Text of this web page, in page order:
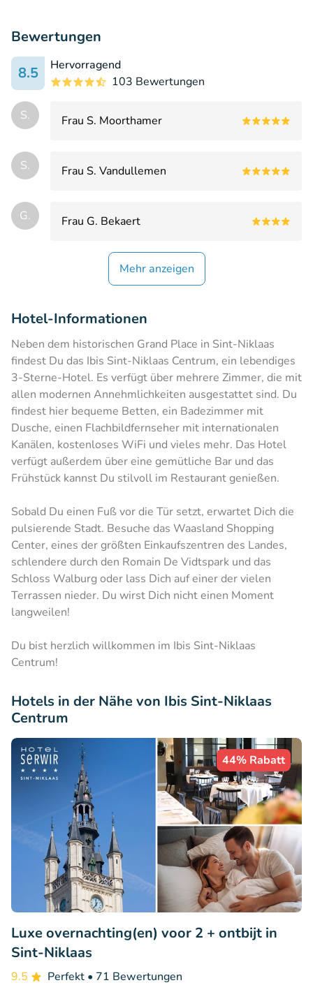
Bewertungen
8.5
Hervorragend
103 Bewertungen
S. Frau S. Moorthamer
S. Frau S. Vandullemen
G. Frau G. Bekaert
Mehr anzeigen
Hotel-Informationen
Neben dem historischen Grand Place in Sint-Niklaas
findest Du das Ibis Sint-Niklaas Centrum, ein lebendiges
3-Sterne-Hotel. Es verfügt über mehrere Zimmer, die mit
allen modernen Annehmlichkeiten ausgestattet sind. Du
findest hier bequeme Betten, ein Badezimmer mit
Dusche, einen Flachbildfernseher mit internationalen
Kanälen, kostenloses WiFi und vieles mehr. Das Hotel
verfügt außerdem über eine gemütliche Bar und das
Frühstück kannst Du stilvoll im Restaurant genießen.
Sobald Du einen Fuß vor die Tür setzt, erwartet Dich die
pulsierende Stadt. Besuche das Waasland Shopping
Center, eines der größten Einkaufszentren des Landes,
schlendere durch den Romain De Vidtspark und das
Schloss Walburg oder lass Dich auf einer der vielen
Terrassen nieder. Du wirst Dich nicht einen Moment
langweilen!
Du bist herzlich willkommen im Ibis Sint-Niklaas
Centrum!
Hotels in der Nähe von Ibis Sint-Niklaas
Centrum
44% Rabatt
Luxe overnachting(en) voor 2 + ontbijt in
Sint-Niklaas
9.5 Perfekt • 71 Bewertungen